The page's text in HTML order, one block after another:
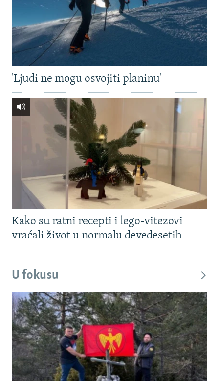
'Ljudi ne mogu osvojiti planinu'
Kako su ratni recepti i lego-vitezovi
vraćali život u normalu devedesetih
U fokusu